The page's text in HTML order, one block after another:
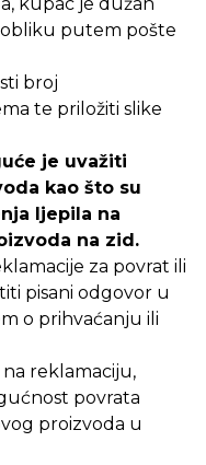
putem pošte
broj
te priložiti slike
je uvažiti
kao što su
ljepila na
na zid.
za povrat ili
pisani odgovor u
o prihvaćanju ili
reklamaciju,
povrata
proizvoda u